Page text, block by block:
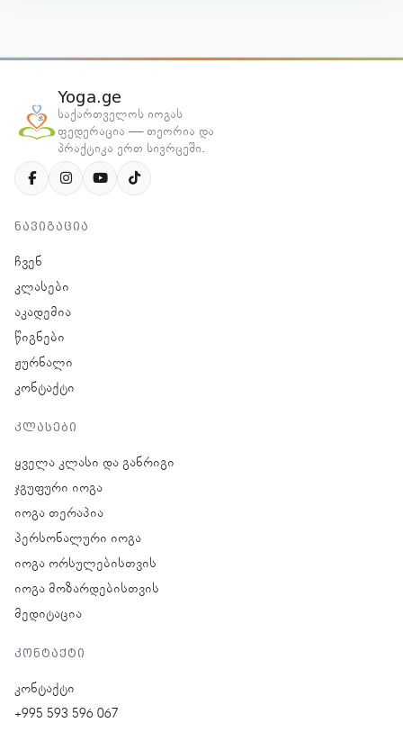
Yoga.ge
საქართველოს იოგას
ფედერაცია — თეორია და
პრაქტიკა ერთ სივრცეში.
ნავიგაცია
ჩვენ
კლასები
აკადემია
წიგნები
ჟურნალი
კონტაქტი
კლასები
ყველა კლასი და განრიგი
ჯგუფური იოგა
იოგა თერაპია
პერსონალური იოგა
იოგა ორსულებისთვის
იოგა მოზარდებისთვის
მედიტაცია
კონტაქტი
კონტაქტი
+995 593 596 067